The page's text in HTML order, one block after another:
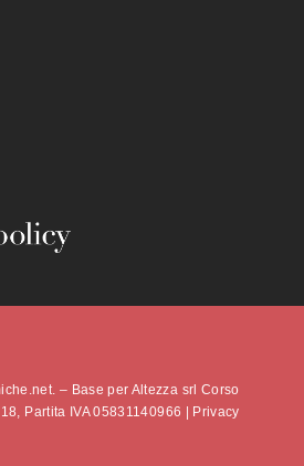
– Base per Altezza srl Corso
Partita IVA 05831140966 |
Privacy